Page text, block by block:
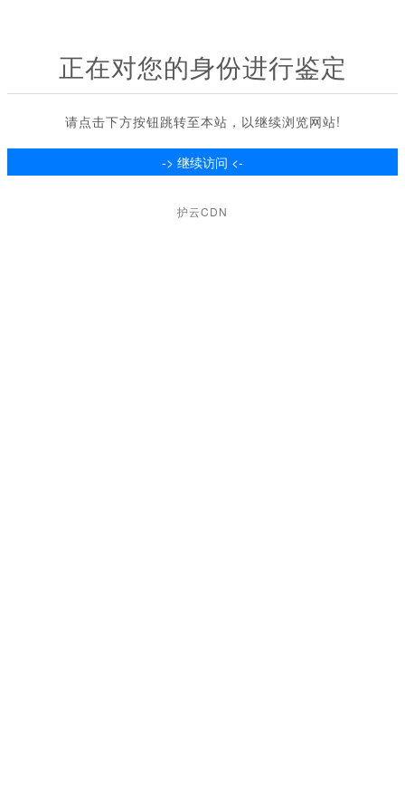
正在对您的身份进行鉴定
请点击下方按钮跳转至本站，以继续浏览网站!
护云CDN